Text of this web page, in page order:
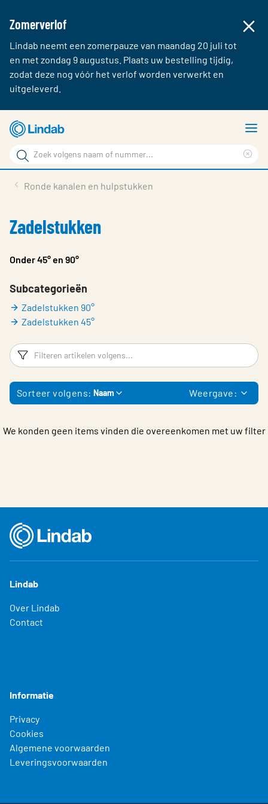
Zomerverlof
Lindab neemt een zomerpauze van maandag 20 juli tot
en met zondag 9 augustus. Plaats uw bestelling tijdig,
zodat deze nog vóór het verlof worden verwerkt en
uitgeleverd.
naar
hoofdinhoud
Zoek
Zoek
Contact
Belgium - Dutch
Ronde kanalen en hulpstukken
Zadelstukken
Onder 45° en 90°
Subcategorieën
Zadelstukken 90°
Zadelstukken 45°
Filters
Sorteer volgens: Naam Weergave:
We konden geen items vinden die overeenkomen met uw filter
Lindab
Over Lindab
Contact
Informatie
Privacy
Cookies
Algemene voorwaarden
Leveringsvoorwaarden